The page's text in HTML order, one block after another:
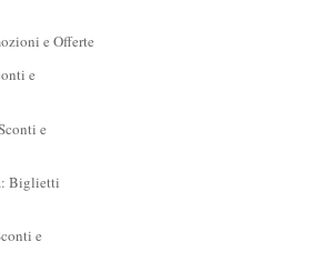
e Offerte
e
e
Biglietti
e